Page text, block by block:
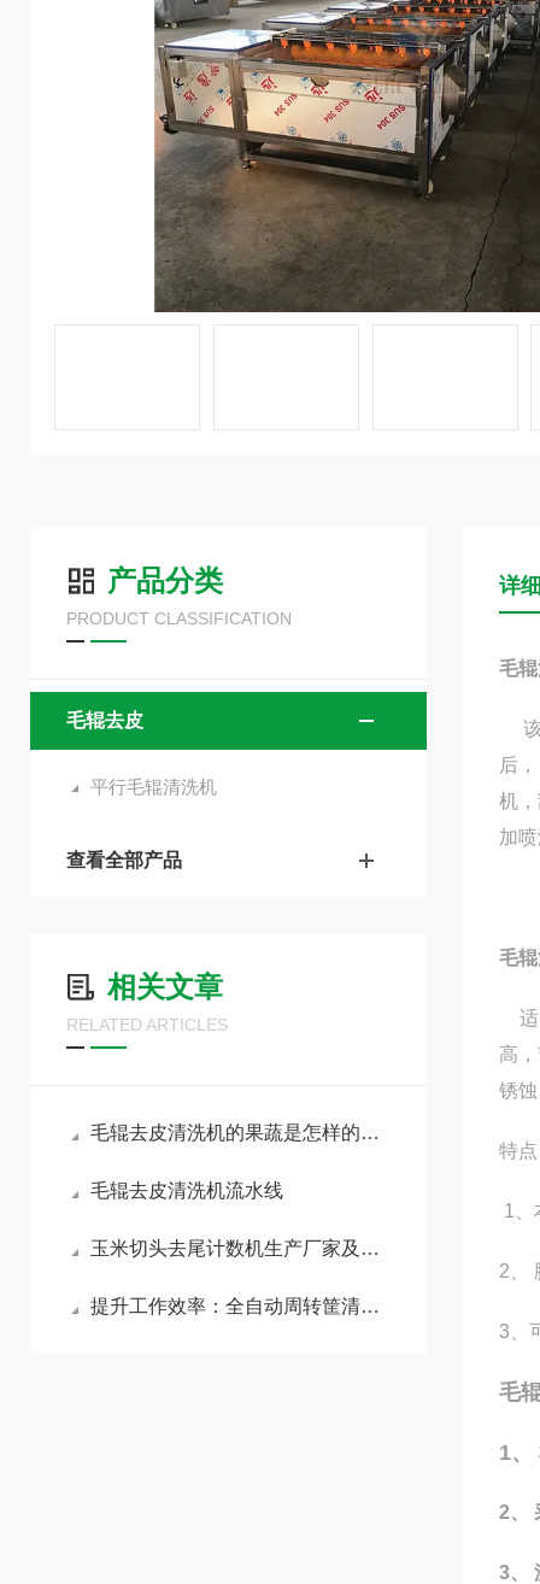
产品分类
PRODUCT CLASSIFICATION
毛辊去皮
平行毛辊清洗机
查看全部产品
相关文章
RELATED ARTICLES
毛辊去皮清洗机的果蔬是怎样的原理运行去皮
毛辊去皮清洗机流水线
玉米切头去尾计数机生产厂家及价格
提升工作效率：全自动周转筐清洗机的优势分析
详
毛
后
机
加
毛
高
锈
特点
1、
2、
3、
毛
1、
2、
3、